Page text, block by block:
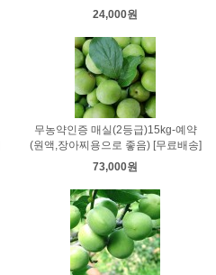
24,000원
무농약인증 매실(2등급)15kg-예약
(원액,장아찌용으로 좋음) [무료배송]
73,000원